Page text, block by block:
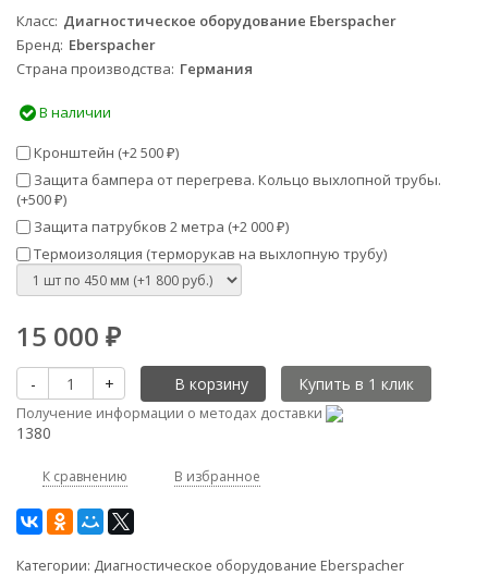
Класс Диагностическое оборудование Eberspacher
Бренд Eberspacher
Страна производства Германия
В наличии
Кронштейн (+2 500 ₽)
Защита бампера от перегрева. Кольцо выхлопной трубы.
(+500 ₽)
Защита патрубков 2 метра (+2 000 ₽)
Термоизоляция (терморукав на выхлопную трубу)
15 000 ₽
- + В корзину
Получение информации о методах доставки
1380
К сравнению В избранное
Категории: Диагностическое оборудование Eberspacher